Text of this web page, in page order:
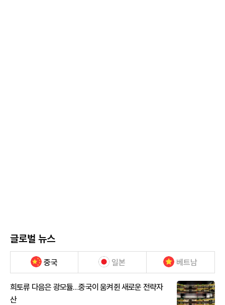
글로벌 뉴스
중국 일본 베트남
희토류 다음은 광모듈…중국이 움켜쥔 새로운 전략자
산